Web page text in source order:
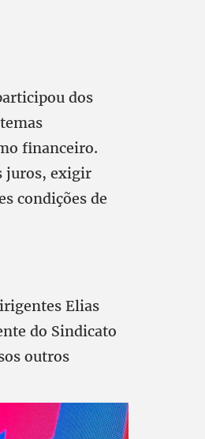
dos
financeiro.
juros, exigir
condições de
Elias
do Sindicato
outros